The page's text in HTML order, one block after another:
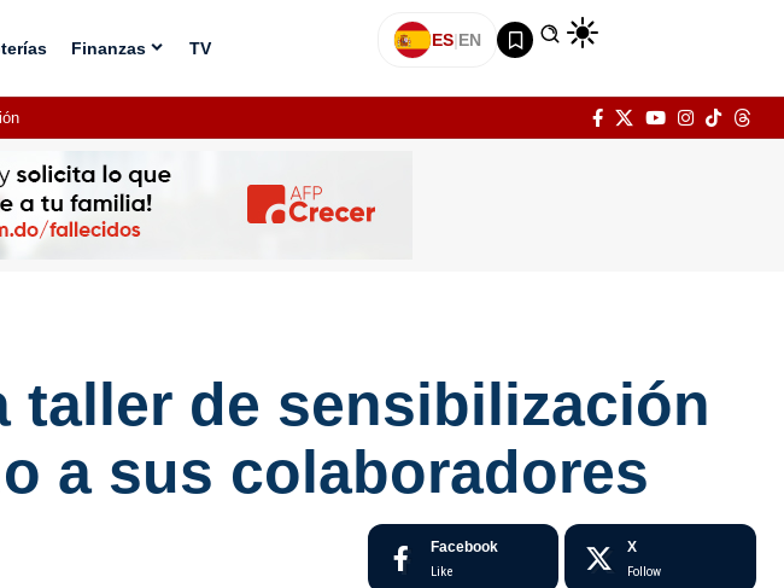
Finanzas TV ES|EN
taller de sensibilización
a sus colaboradores
Facebook
Like
X
Follow